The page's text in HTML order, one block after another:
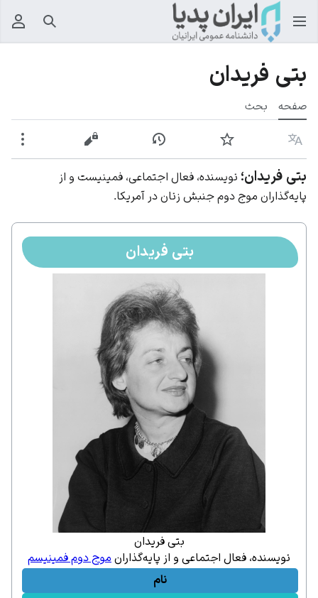
جستجو
بتی فریدان
صفحه بحث
زبان پیگیری نمایش تاریخچهنمایش مبدأ
بتی فریدان؛ نویسنده، فعال اجتماعی، فمینیست و از
پایه‌گذاران موج دوم جنبش زنان در آمریکا.
بتی فریدان
بتی فریدان
نویسنده، فعال اجتماعی و از پایه‌گذاران موج دوم فمینیسم
نام